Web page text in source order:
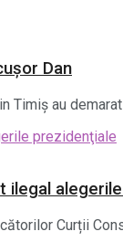
Dan
au
ilegal
Curții